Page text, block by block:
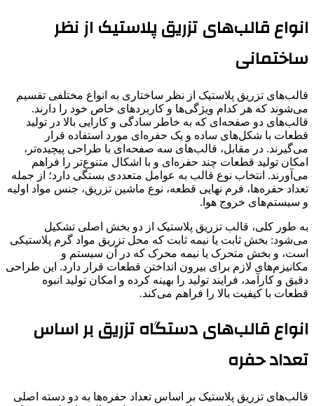
انواع قالب‌های تزریق پلاستیک از نظر
ساختمانی
قالب‌های تزریق پلاستیک از نظر ساختاری به انواع مختلفی تقسیم
می‌شوند که هر کدام ویژگی‌ها و کاربردهای خاص خود را دارند.
قالب‌های دو صفحه‌ای که به خاطر سادگی و کارایی بالا در تولید
قطعات با شکل‌های ساده و یک حفره‌ای مورد استفاده قرار
می‌گیرند. در مقابل، قالب‌های سه صفحه‌ای با طراحی پیچیده‌تر،
امکان تولید قطعات چند حفره‌ای و با اشکال متنوع‌تر را فراهم
می‌آورند. انتخاب نوع قالب به عوامل متعددی بستگی دارد؛ از جمله
تعداد حفره‌ها، فرم نهایی قطعه، نوع ماشین تزریق، جنس مواد اولیه
و سیستم‌های خروج هوا.
به طور کلی، قالب تزریق پلاستیک از دو بخش اصلی تشکیل
می‌شود: بخش ثابت یا نیمه ثابت که محل تزریق مواد گرم پلاستیکی
است، و بخش متحرک یا نیمه محرک که در آن سیستم و
مکانیزم‌های لازم برای بیرون انداختن قطعات قرار دارد. این طراحی
دقیق و کارآمد، فرایند تولید را بهینه کرده و امکان تولید انبوه
قطعات با کیفیت بالا را فراهم می‌کند.
انواع قالب‌های دستگاه تزریق بر اساس
تعداد حفره
قالب‌های تزریق پلاستیک بر اساس تعداد حفره‌ها به دو دسته اصلی